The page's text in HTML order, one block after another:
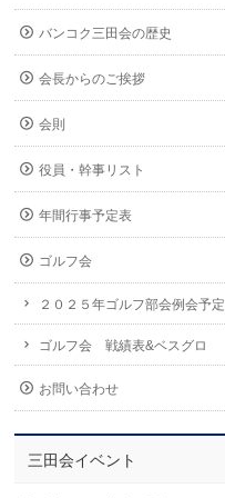
バンコク三田会の歴史
会長からのご挨拶
会則
役員・幹事リスト
年間行事予定表
ゴルフ会
２０２５年ゴルフ部会例会予定
ゴルフ会 戦績表&ベスグロ
お問い合わせ
三田会イベント